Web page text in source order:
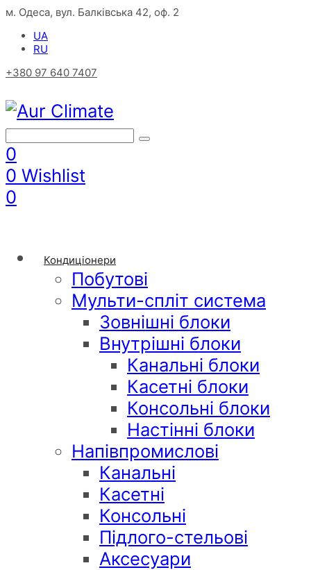
м. Одеса, вул. Балківська 42, оф. 2
UA
RU
+380 97 640 7407
0
0 Wishlist
0
Кондиціонери
Побутові
Мульти-спліт система
Зовнішні блоки
Внутрішні блоки
Канальні блоки
Касетні блоки
Консольні блоки
Настінні блоки
Напівпромислові
Канальні
Касетні
Консольні
Підлого-стельові
Аксесуари